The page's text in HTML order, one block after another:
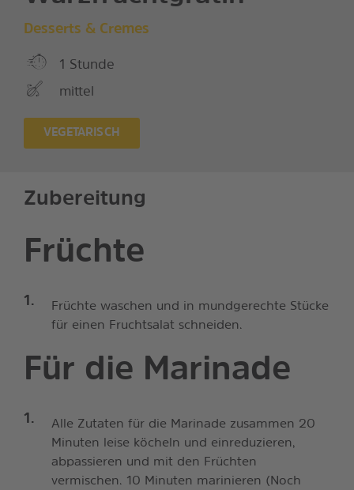
Desserts & Cremes
1 Stunde
mittel
VEGETARISCH
Zubereitung
Früchte
Früchte waschen und in mundgerechte Stücke
für einen Fruchtsalat schneiden.
Für die Marinade
Alle Zutaten für die Marinade zusammen 20
Minuten leise köcheln und einreduzieren,
abpassieren und mit den Früchten
vermischen. 10 Minuten marinieren (Noch